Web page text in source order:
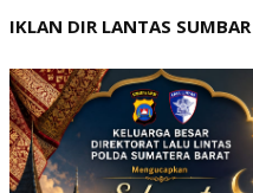
IKLAN DIR LANTAS SUMBAR